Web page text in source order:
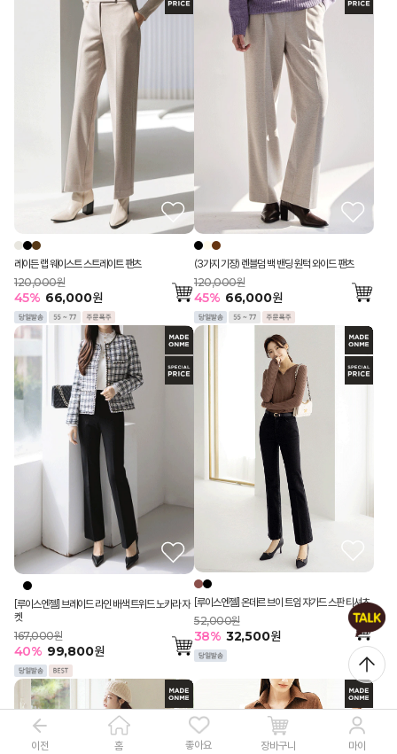
이전 홈 좋아요 장바구니 마이
레이든 랩 웨이스트 스트레이트 팬츠
120,000원
45% 66,000원
(3가지 기장) 렌블덤 백 밴딩 원턱 와이드 팬츠
120,000원
45% 66,000원
[루이스엔젤] 브레이드 라인 배색 트위드 노카라 자
켓
167,000원
40% 99,800원
[루이스엔젤] 온데르 브이 트임 쟈가드 스판 티셔츠
52,000원
38% 32,500원